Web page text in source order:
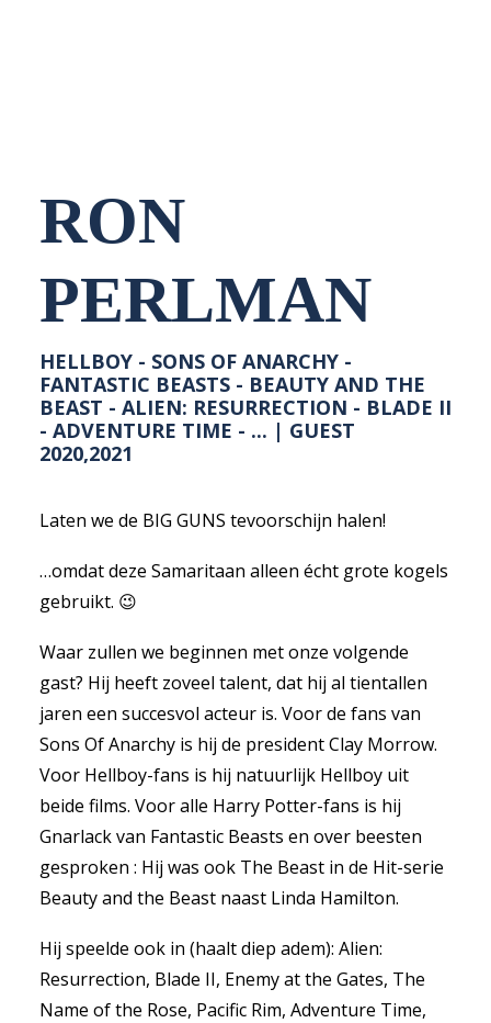
RON
PERLMAN
HELLBOY - SONS OF ANARCHY -
FANTASTIC BEASTS - BEAUTY AND THE
BEAST - ALIEN: RESURRECTION - BLADE II
- ADVENTURE TIME - ... | GUEST
2020,2021
Laten we de BIG GUNS tevoorschijn halen!
…omdat deze Samaritaan alleen écht grote kogels
gebruikt. 😉
Waar zullen we beginnen met onze volgende
gast? Hij heeft zoveel talent, dat hij al tientallen
jaren een succesvol acteur is. Voor de fans van
Sons Of Anarchy is hij de president Clay Morrow.
Voor Hellboy-fans is hij natuurlijk Hellboy uit
beide films. Voor alle Harry Potter-fans is hij
Gnarlack van Fantastic Beasts en over beesten
gesproken : Hij was ook The Beast in de Hit-serie
Beauty and the Beast naast Linda Hamilton.
Hij speelde ook in (haalt diep adem): Alien:
Resurrection, Blade II, Enemy at the Gates, The
Name of the Rose, Pacific Rim, Adventure Time,